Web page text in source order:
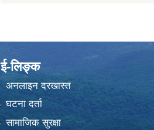
ई-लिङ्क
अनलाइन दरखास्त
घटना दर्ता
सामाजिक सुरक्षा